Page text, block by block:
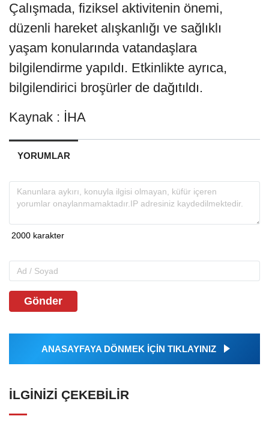
Çalışmada, fiziksel aktivitenin önemi,
düzenli hareket alışkanlığı ve sağlıklı
yaşam konularında vatandaşlara
bilgilendirme yapıldı. Etkinlikte ayrıca,
bilgilendirici broşürler de dağıtıldı.
Kaynak : İHA
YORUMLAR
Gönder
ANASAYFAYA DÖNMEK İÇİN TIKLAYINIZ
İLGINIZI ÇEKEBILIR